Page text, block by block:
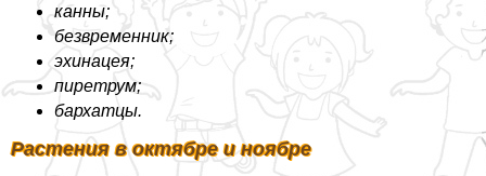
канны;
безвременник;
эхинацея;
пиретрум;
бархатцы.
Растения в октябре и ноябре